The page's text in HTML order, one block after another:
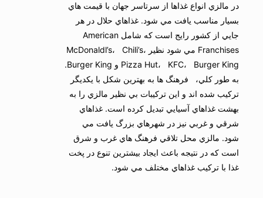
در مالزي انواع غذاها از سرتاسر جهان با قيمت هاي
بسيار مناسب يافت مي شود. غذاهاي حلال در هر
جايي از كشور رايج است كه شامل American
Franchises مي شود نظير McDonaldl’s، Chili’s،
Pizza Hut، KFC، Burger King و Burger King.
به طور كلي، فرهنگ ها به بهترين شكل با يكديگر
تركيب شده اند و اين تركيبات بي نظير مالزي را به
بهشت غذاهاي آسيايي تبديل كرده است. غذاهاي
شرقي و غربي نيز در شهرهاي بزرگ يافت مي
شود. مالزي محل تلاقي فرهنگ هاي غرب و شرق
است كه در نتيجه باعث ايجاد بيشترين تنوع در پخت
غذا با تركيب غذاهاي مختلف مي شود.